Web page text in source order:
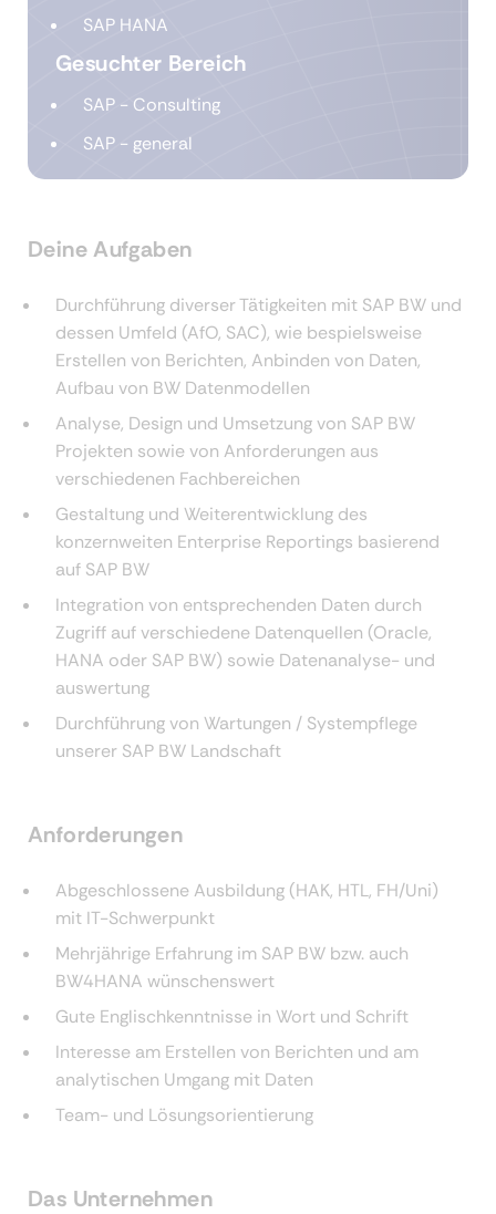
SAP HANA
Gesuchter Bereich
SAP - Consulting
SAP - general
Deine Aufgaben
Durchführung diverser Tätigkeiten mit SAP BW und
dessen Umfeld (AfO, SAC), wie bespielsweise
Erstellen von Berichten, Anbinden von Daten,
Aufbau von BW Datenmodellen
Analyse, Design und Umsetzung von SAP BW
Projekten sowie von Anforderungen aus
verschiedenen Fachbereichen
Gestaltung und Weiterentwicklung des
konzernweiten Enterprise Reportings basierend
auf SAP BW
Integration von entsprechenden Daten durch
Zugriff auf verschiedene Datenquellen (Oracle,
HANA oder SAP BW) sowie Datenanalyse- und
auswertung
Durchführung von Wartungen / Systempflege
unserer SAP BW Landschaft
Anforderungen
Abgeschlossene Ausbildung (HAK, HTL, FH/Uni)
mit IT-Schwerpunkt
Mehrjährige Erfahrung im SAP BW bzw. auch
BW4HANA wünschenswert
Gute Englischkenntnisse in Wort und Schrift
Interesse am Erstellen von Berichten und am
analytischen Umgang mit Daten
Team- und Lösungsorientierung
Das Unternehmen